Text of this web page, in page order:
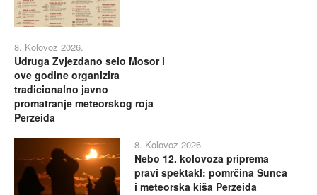
8. Kolovoz 2026.
Udruga Zvjezdano selo Mosor i
ove godine organizira
tradicionalno javno
promatranje meteorskog roja
Perzeida
8. Kolovoz 2026.
Nebo 12. kolovoza priprema
pravi spektakl: pomrčina Sunca
i meteorska kiša Perzeida